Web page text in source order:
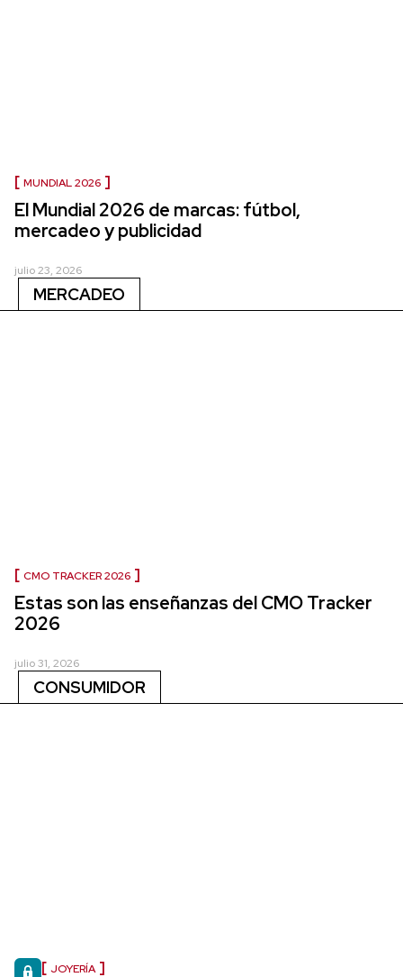
MUNDIAL 2026
El Mundial 2026 de marcas: fútbol,
mercadeo y publicidad
julio 23, 2026
MERCADEO
CMO TRACKER 2026
Estas son las enseñanzas del CMO Tracker
2026
julio 31, 2026
CONSUMIDOR
JOYERÍA